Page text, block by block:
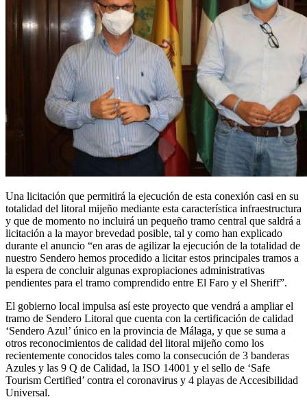
Una licitación que permitirá la ejecución de esta conexión casi en su
totalidad del litoral mijeño mediante esta característica infraestructura
y que de momento no incluirá un pequeño tramo central que saldrá a
licitación a la mayor brevedad posible, tal y como han explicado
durante el anuncio “en aras de agilizar la ejecución de la totalidad de
nuestro Sendero hemos procedido a licitar estos principales tramos a
la espera de concluir algunas expropiaciones administrativas
pendientes para el tramo comprendido entre El Faro y el Sheriff”.
El gobierno local impulsa así este proyecto que vendrá a ampliar el
tramo de Sendero Litoral que cuenta con la certificación de calidad
‘Sendero Azul’ único en la provincia de Málaga, y que se suma a
otros reconocimientos de calidad del litoral mijeño como los
recientemente conocidos tales como la consecución de 3 banderas
Azules y las 9 Q de Calidad, la ISO 14001 y el sello de ‘Safe
Tourism Certified’ contra el coronavirus y 4 playas de Accesibilidad
Universal.